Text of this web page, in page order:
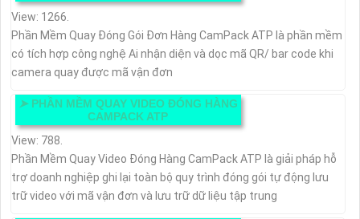
View: 1266.
Phần Mềm Quay Đóng Gói Đơn Hàng CamPack ATP là phần mềm
có tích hợp công nghệ Ai nhận diện và dọc mã QR/ bar code khi
camera quay được mã vận đơn
➤ PHẦN MỀM QUAY VIDEO ĐÓNG HÀNG
CAMPACK ATP
View: 788.
Phần Mềm Quay Video Đóng Hàng CamPack ATP là giải pháp hỗ
trợ doanh nghiệp ghi lại toàn bộ quy trình đóng gói tự động lưu
trữ video với mã vận đơn và lưu trữ dữ liệu tập trung